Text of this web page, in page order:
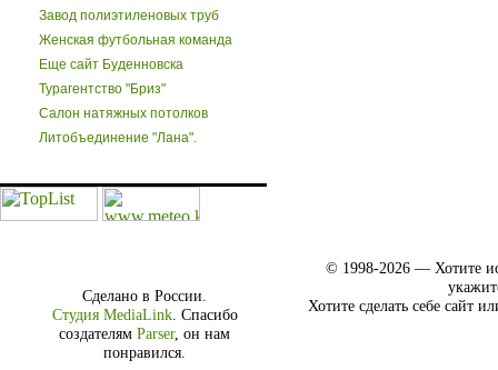
Завод полиэтиленовых труб
Женская футбольная команда
Еще сайт Буденновска
Турагентство "Бриз"
Салон натяжных потолков
Литобъединение "Лана".
Сделано в России.
Студия MediaLink. Спасибо
создателям Parser, он нам
понравился.
© 1998-2026 — Хотите
Хотите сделать себе сайт